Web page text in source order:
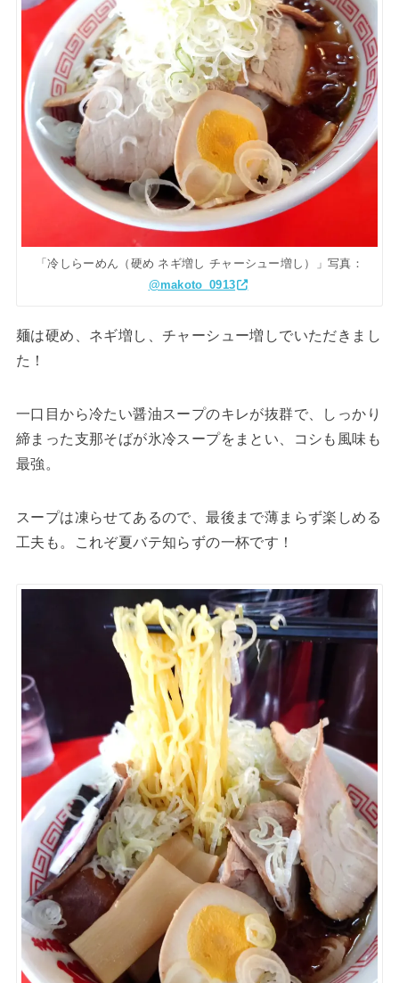
「冷しらーめん（硬め ネギ増し チャーシュー増し）」写真：
@makoto_0913
麺は硬め、ネギ増し、チャーシュー増しでいただきまし
た！
一口目から冷たい醤油スープのキレが抜群で、しっかり
締まった支那そばが氷冷スープをまとい、コシも風味も
最強。
スープは凍らせてあるので、最後まで薄まらず楽しめる
工夫も。これぞ夏バテ知らずの一杯です！